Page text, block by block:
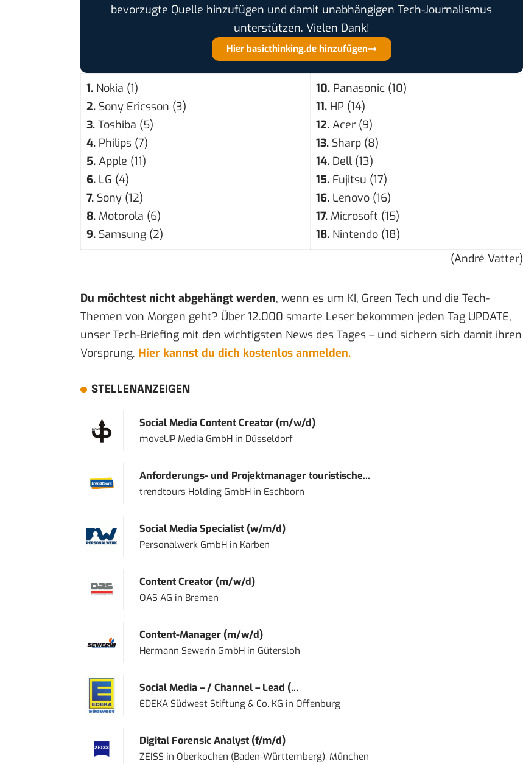
bevorzugte Quelle hinzufügen und damit unabhängigen Tech-Journalismus
unterstützen. Vielen Dank!
Hier basicthinking.de hinzufügen
1. Nokia (1)
2. Sony Ericsson (3)
3. Toshiba (5)
4. Philips (7)
5. Apple (11)
6. LG (4)
7. Sony (12)
8. Motorola (6)
9. Samsung (2)
10. Panasonic (10)
11. HP (14)
12. Acer (9)
13. Sharp (8)
14. Dell (13)
15. Fujitsu (17)
16. Lenovo (16)
17. Microsoft (15)
18. Nintendo (18)
(André Vatter)
Du möchtest nicht abgehängt werden, wenn es um KI, Green Tech und die Tech-
Themen von Morgen geht? Über 12.000 smarte Leser bekommen jeden Tag UPDATE,
unser Tech-Briefing mit den wichtigsten News des Tages – und sichern sich damit ihren
Vorsprung. Hier kannst du dich kostenlos anmelden.
STELLENANZEIGEN
Social Media Content Creator (m/w/d)
moveUP Media GmbHin Düsseldorf
Anforderungs- und Projektmanager touristische...
trendtours Holding GmbHin Eschborn
Social Media Specialist (w/m/d)
Personalwerk GmbHin Karben
Content Creator (m/w/d)
OAS AG in Bremen
Content-Manager (m/w/d)
Hermann Sewerin GmbHin Gütersloh
Social Media – / Channel – Lead (...
EDEKA Südwest Stiftung & Co. KG in Offenburg
Digital Forensic Analyst (f/m/d)
ZEISS in Oberkochen (Baden-Württemberg), München